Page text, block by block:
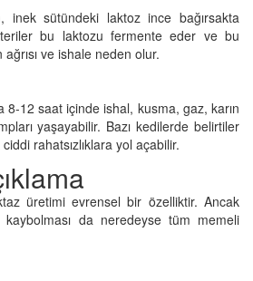
inek sütündeki laktoz ince bağırsakta
bu laktozu fermente eder ve bu
ve ishale neden olur.
8-12 saat içinde ishal, kusma, gaz, karın
yaşayabilir. Bazı kedilerde belirtiler
rahatsızlıklara yol açabilir.
üretimi evrensel bir özelliktir. Ancak
da neredeyse tüm memeli